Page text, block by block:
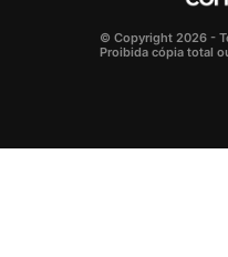
© Copyright 2026 -
Proibida cópia total